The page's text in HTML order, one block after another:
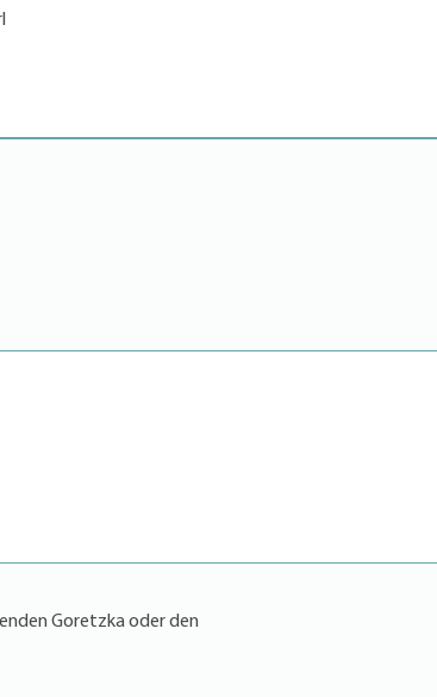
Goretzka oder den